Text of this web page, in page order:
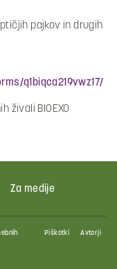
pajkov in drugih
q1biqca219vwz17/
živali BIOEXO
Za medije
Piškotki Avtorji